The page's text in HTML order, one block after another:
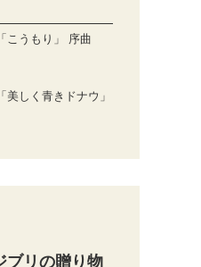
こうもり」 序曲
しく青きドナウ」
ブリの贈り物